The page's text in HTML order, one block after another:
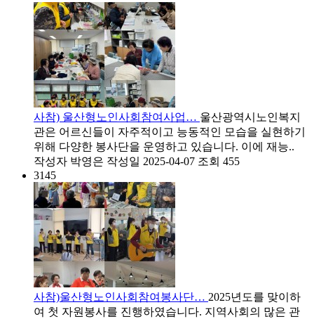
사참) 울산형노인사회참여사업… 울산광역시노인복지
관은 어르신들이 자주적이고 능동적인 모습을 실현하기
위해 다양한 봉사단을 운영하고 있습니다. 이에 재능..
작성자 박영은 작성일 2025-04-07 조회 455
3145
사참)울산형노인사회참여봉사단… 2025년도를 맞이하
여 첫 자원봉사를 진행하였습니다. 지역사회의 많은 관